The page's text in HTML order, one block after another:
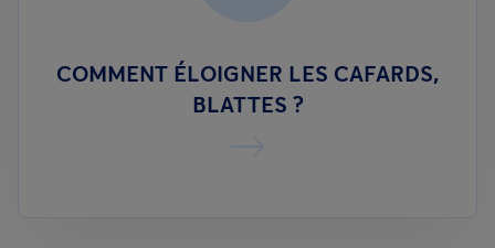
COMMENT ÉLOIGNER LES CAFARDS,
BLATTES ?